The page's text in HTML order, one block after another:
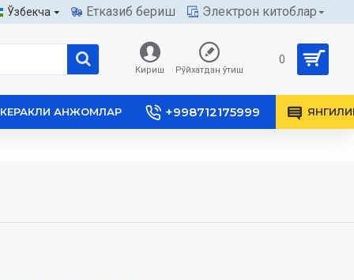
Ўзбекча Етказиб бериш Электрон китоблар
Кириш Рўйхатдан ўтиш
0
КЕРАКЛИ АНЖОМЛАР +998712175999